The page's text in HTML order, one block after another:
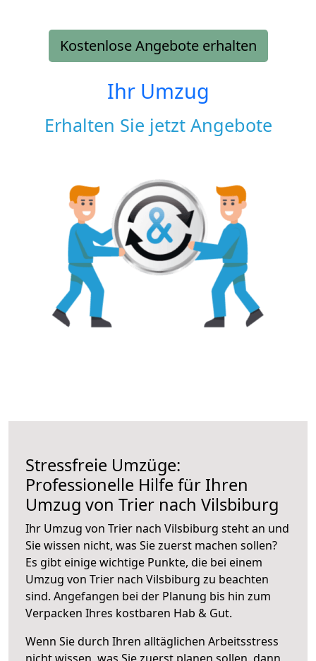
Kostenlose Angebote erhalten
Ihr Umzug
Erhalten Sie jetzt Angebote
Stressfreie Umzüge:
Professionelle Hilfe für Ihren
Umzug von Trier nach Vilsbiburg
Ihr Umzug von Trier nach Vilsbiburg steht an und
Sie wissen nicht, was Sie zuerst machen sollen?
Es gibt einige wichtige Punkte, die bei einem
Umzug von Trier nach Vilsbiburg zu beachten
sind. Angefangen bei der Planung bis hin zum
Verpacken Ihres kostbaren Hab & Gut.
Wenn Sie durch Ihren alltäglichen Arbeitsstress